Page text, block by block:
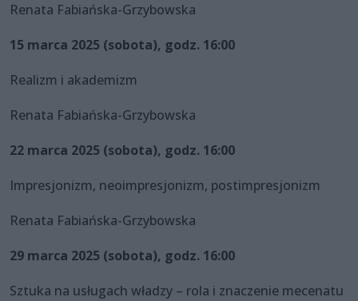
Renata Fabiańska-Grzybowska
15 marca 2025 (sobota), godz. 16:00
Realizm i akademizm
Renata Fabiańska-Grzybowska
22 marca 2025 (sobota), godz. 16:00
Impresjonizm, neoimpresjonizm, postimpresjonizm
Renata Fabiańska-Grzybowska
29 marca 2025 (sobota), godz. 16:00
Sztuka na usługach władzy – rola i znaczenie mecenatu